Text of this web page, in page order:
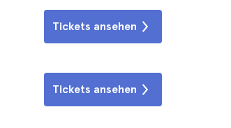
Tickets ansehen
Tickets ansehen